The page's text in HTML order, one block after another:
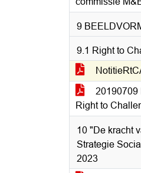
9
9.1 Right to
20190709
Right to
10 "De kracht
Strategie
2023